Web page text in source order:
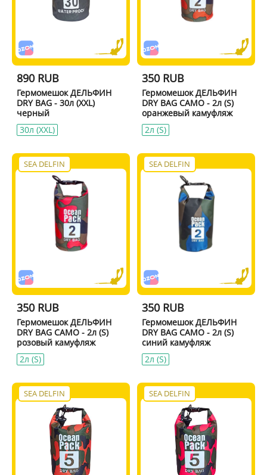
890 RUB
Гермомешок ДЕЛЬФИН
DRY BAG - 30л (XXL)
черный
30л (XXL)
350 RUB
Гермомешок ДЕЛЬФИН
DRY BAG CAMO - 2л (S)
оранжевый камуфляж
2л (S)
SEA DELFIN
350 RUB
Гермомешок ДЕЛЬФИН
DRY BAG CAMO - 2л (S)
розовый камуфляж
2л (S)
SEA DELFIN
350 RUB
Гермомешок ДЕЛЬФИН
DRY BAG CAMO - 2л (S)
синий камуфляж
2л (S)
SEA DELFIN SEA DELFIN